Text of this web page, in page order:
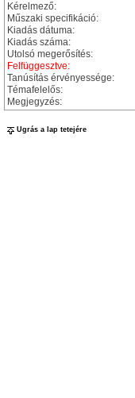
Kérelmező:
Műszaki specifikáció:
Kiadás dátuma:
Kiadás száma:
Utolsó megerősítés:
Felfüggesztve:
Tanúsítás érvényessége:
Témafelelős:
Megjegyzés:
Ugrás a lap tetejére